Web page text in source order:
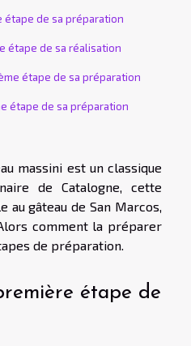
étape de sa préparation
étape de sa réalisation
étape de sa préparation
étape de sa préparation
massini est un classique
de Catalogne, cette
au gâteau de San Marcos,
comment la préparer
de préparation.
étape de